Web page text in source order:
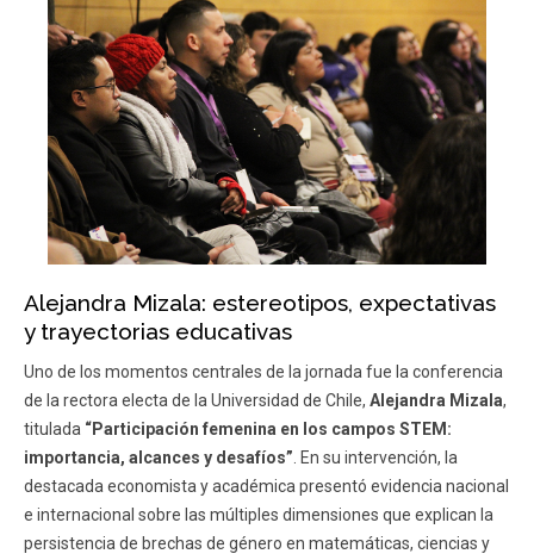
Alejandra Mizala: estereotipos, expectativas
y trayectorias educativas
Uno de los momentos centrales de la jornada fue la conferencia
de la rectora electa de la Universidad de Chile, Alejandra Mizala,
titulada “Participación femenina en los campos STEM:
importancia, alcances y desafíos” . En su intervención, la
destacada economista y académica presentó evidencia nacional
e internacional sobre las múltiples dimensiones que explican la
persistencia de brechas de género en matemáticas, ciencias y